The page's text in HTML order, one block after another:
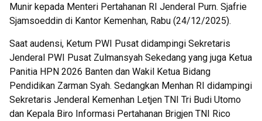
Munir kepada Menteri Pertahanan RI Jenderal Purn. Sjafrie
Sjamsoeddin di Kantor Kemenhan, Rabu (24/12/2025).
Saat audensi, Ketum PWI Pusat didampingi Sekretaris
Jenderal PWI Pusat Zulmansyah Sekedang yang juga Ketua
Panitia HPN 2026 Banten dan Wakil Ketua Bidang
Pendidikan Zarman Syah. Sedangkan Menhan RI didampingi
Sekretaris Jenderal Kemenhan Letjen TNI Tri Budi Utomo
dan Kepala Biro Informasi Pertahanan Brigjen TNI Rico